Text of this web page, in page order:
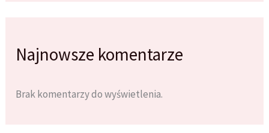
Najnowsze komentarze
Brak komentarzy do wyświetlenia.